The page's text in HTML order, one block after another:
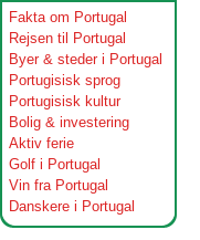
Fakta om Portugal
Rejsen til Portugal
Byer & steder i Portugal
Portugisisk sprog
Portugisisk kultur
Bolig & investering
Aktiv ferie
Golf i Portugal
Vin fra Portugal
Danskere i Portugal